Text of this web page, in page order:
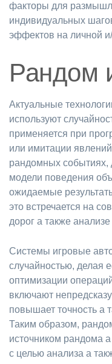
факторы для
индивидуальных
эффектов на личной
Рандом
Актуальные
используют
применяется при
или имитации
рандомных
модели поведения
ожидаемые
это встречается на
дорог а также
Системы игровые
случайностью, делая
оптимизации
включают
повышает точность а
Таким образом,
источником рандома
с целью анализа а